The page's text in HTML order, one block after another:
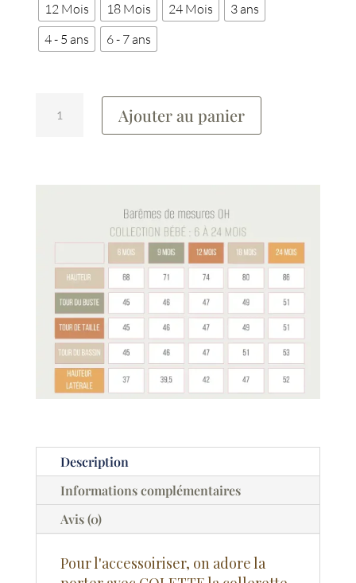
12 Mois 18 Mois 24 Mois
3 ans
4 - 5 ans
6 - 7 ans
Ajouter au panier
Description
Informations complémentaires
Avis (0)
Pour l'accessoiriser, on adore la